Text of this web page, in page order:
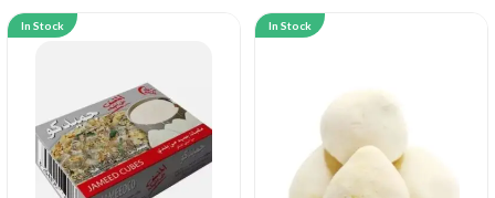
In Stock In Stock